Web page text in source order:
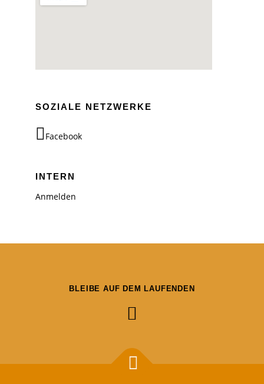
SOZIALE NETZWERKE
Facebook
INTERN
Anmelden
BLEIBE AUF DEM LAUFENDEN